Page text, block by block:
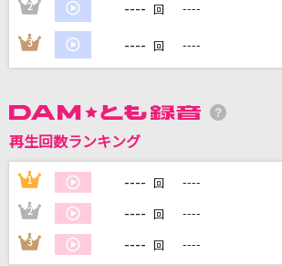
カラオケ最新情報をチェック！
DAMに会員登録・ログインして
カラオケをもっと楽しもう！
家族や友達と一緒に！練習にも！
2 ---- 回 ----
3 ---- 回 ----
再生回数ランキング
1 ---- 回 ----
2 ---- 回 ----
3 ---- 回 ----